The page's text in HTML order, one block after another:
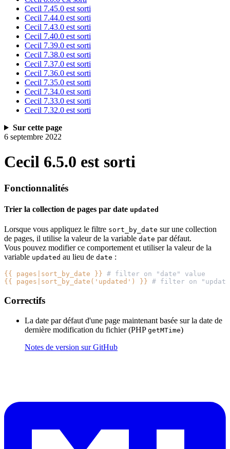
Cecil 7.45.0 est sorti
Cecil 7.44.0 est sorti
Cecil 7.43.0 est sorti
Cecil 7.40.0 est sorti
Cecil 7.39.0 est sorti
Cecil 7.38.0 est sorti
Cecil 7.37.0 est sorti
Cecil 7.36.0 est sorti
Cecil 7.35.0 est sorti
Cecil 7.34.0 est sorti
Cecil 7.33.0 est sorti
Cecil 7.32.0 est sorti
Sur cette page
6 septembre 2022
Cecil 6.5.0 est sorti
Fonctionnalités
Trier la collection de pages par date updated
Lorsque vous appliquez le filtre sort_by_date sur une collection
de pages, il utilise la valeur de la variable date par défaut.
Vous pouvez modifier ce comportement et utiliser la valeur de la
variable updated au lieu de date :
{{ pages|sort_by_date }}
{{ pages|sort_by_date('updated') }} # filter on
Correctifs
La date par défaut d'une page maintenant basée sur la date de
dernière modification du fichier (PHP getMTime)
Notes de version sur GitHub